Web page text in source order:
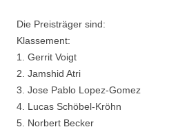
Die Preisträger sind:
Klassement:
1. Gerrit Voigt
2. Jamshid Atri
3. Jose Pablo Lopez-Gomez
4. Lucas Schöbel-Kröhn
5. Norbert Becker